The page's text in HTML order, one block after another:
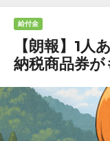
給付金
【朗報】1
納税商品券が